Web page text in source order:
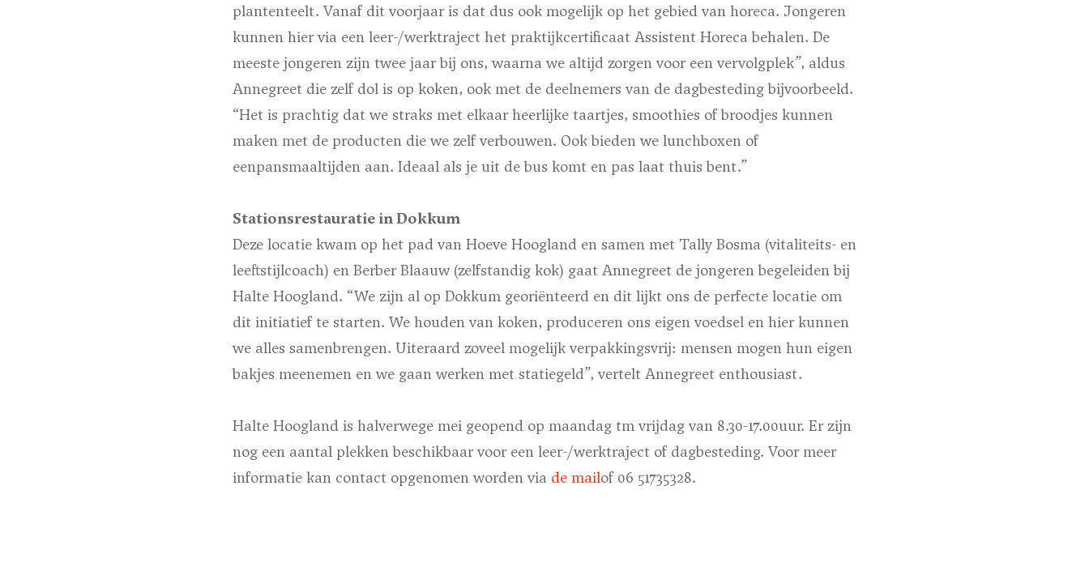
plantenteelt. Vanaf dit voorjaar is dat dus ook mogelijk op het gebied van horeca. Jongeren
kunnen hier via een leer-/werktraject het praktijkcertificaat Assistent Horeca behalen. De
meeste jongeren zijn twee jaar bij ons, waarna we altijd zorgen voor een vervolgplek”, aldus
Annegreet die zelf dol is op koken, ook met de deelnemers van de dagbesteding bijvoorbeeld.
“Het is prachtig dat we straks met elkaar heerlijke taartjes, smoothies of broodjes kunnen
maken met de producten die we zelf verbouwen. Ook bieden we lunchboxen of
eenpansmaaltijden aan. Ideaal als je uit de bus komt en pas laat thuis bent.”
Stationsrestauratie in Dokkum
Deze locatie kwam op het pad van Hoeve Hoogland en samen met Tally Bosma (vitaliteits- en
leeftstijlcoach) en Berber Blaauw (zelfstandig kok) gaat Annegreet de jongeren begeleiden bij
Halte Hoogland. “We zijn al op Dokkum georiënteerd en dit lijkt ons de perfecte locatie om
dit initiatief te starten. We houden van koken, produceren ons eigen voedsel en hier kunnen
we alles samenbrengen. Uiteraard zoveel mogelijk verpakkingsvrij: mensen mogen hun eigen
bakjes meenemen en we gaan werken met statiegeld”, vertelt Annegreet enthousiast.
Halte Hoogland is halverwege mei geopend op maandag tm vrijdag van 8.30-17.00uur. Er zijn
nog een aantal plekken beschikbaar voor een leer-/werktraject of dagbesteding. Voor meer
informatie kan contact opgenomen worden via de mailof 06 51735328.